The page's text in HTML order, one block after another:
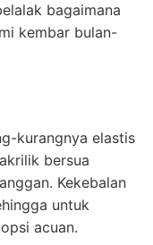
bagaimana
kembar bulan-
kurangnya elastis
bersua
Kekebalan
untuk
acuan.